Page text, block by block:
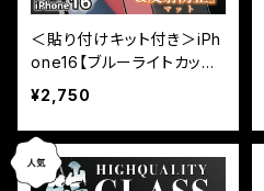
＜貼り付けキット付き＞iPh
one16【ブルーライトカット
＆反射防止】（マット）3カ月
保証付き『ガラスフィルム
鎧』全面フルカバー（黒フチ
タイプ）
¥2,750